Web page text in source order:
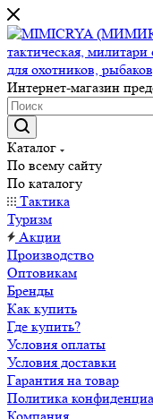
Интернет-магазин
Каталог
По всему сайту
По каталогу
Тактика
Туризм
Акции
Производство
Оптовикам
Бренды
Как купить
Где купить?
Условия оплаты
Условия доставки
Гарантия на товар
Политика